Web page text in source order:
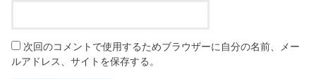
次回のコメントで使用するためブラウザーに自分の名前、メー
ルアドレス、サイトを保存する。